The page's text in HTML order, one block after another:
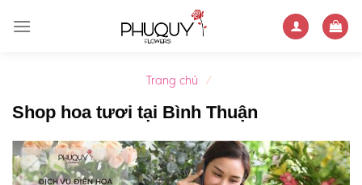
Trang chủ /
Shop hoa tươi tại Bình Thuận